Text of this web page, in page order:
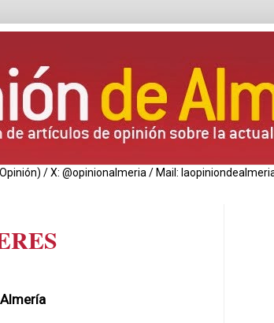
/ X: @opinionalmeria / Mail: